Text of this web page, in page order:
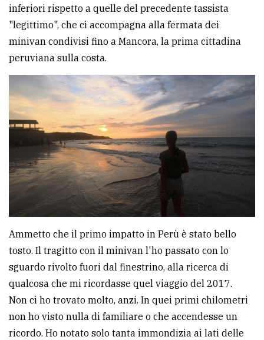
inferiori rispetto a quelle del precedente tassista
"legittimo", che ci accompagna alla fermata dei
minivan condivisi fino a Mancora, la prima cittadina
peruviana sulla costa.
Ammetto che il primo impatto in Perù è stato bello
tosto. Il tragitto con il minivan l'ho passato con lo
sguardo rivolto fuori dal finestrino, alla ricerca di
qualcosa che mi ricordasse quel viaggio del 2017.
Non ci ho trovato molto, anzi. In quei primi chilometri
non ho visto nulla di familiare o che accendesse un
ricordo. Ho notato solo tanta immondizia ai lati delle